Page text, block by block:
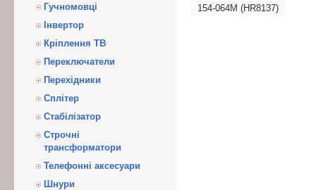
Гучномовці
Інвертор
Кріплення ТВ
Переключатели
Перехідники
Сплітер
Стабілізатор
Строчні
трансформатори
Телефонні аксесуари
Шнури
154-064M (HR8137)